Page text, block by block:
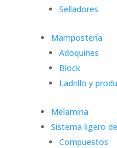
Selladores
Mampostería
Adoquines
Block
Ladrillo y
Melamina
Sistema ligero
Compuestos